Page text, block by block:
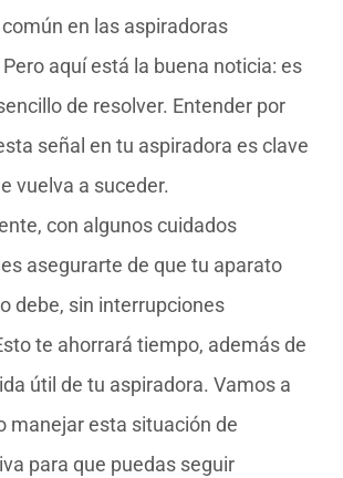
en las aspiradoras
aquí está la buena noticia: es
de resolver. Entender por
señal en tu aspiradora es clave
vuelva a suceder.
con algunos cuidados
asegurarte de que tu aparato
debe, sin interrupciones
te ahorrará tiempo, además de
útil de tu aspiradora. Vamos a
manejar esta situación de
para que puedas seguir